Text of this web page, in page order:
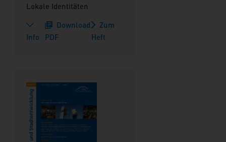
Lokale Identitäten
Info
Download
PDF
Zum
Heft